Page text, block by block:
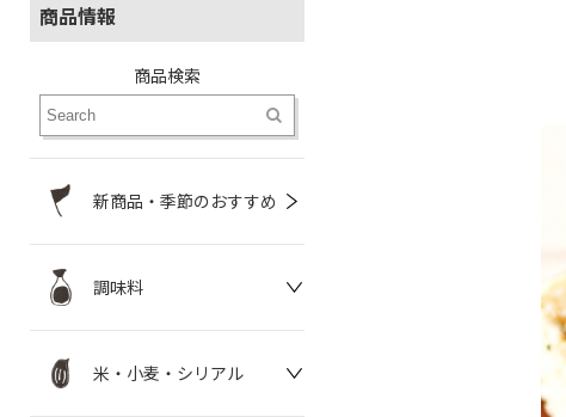
商品情報
商品検索
新商品・季節のおすすめ
調味料
米・小麦・シリアル